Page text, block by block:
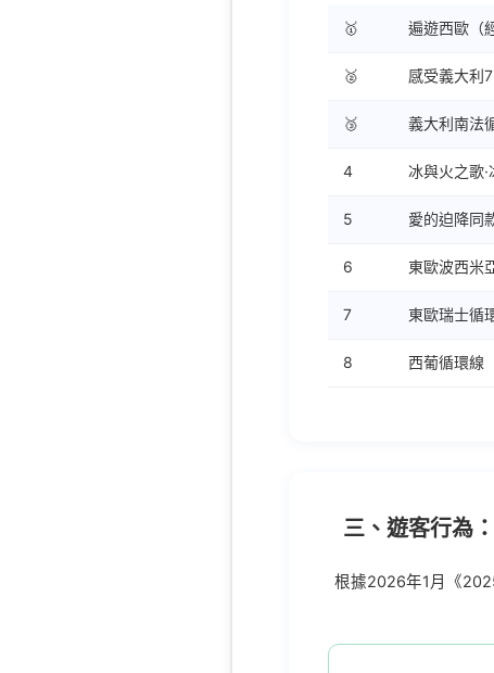
🥇 遍遊西歐（
🥈 感受義大利
🥉 義大利南法
4 冰與火之歌
5 愛的迫降同
6 東歐波西米
7 東歐瑞士循
8 西葡循環線
三、遊客行為
根據2026年1月《